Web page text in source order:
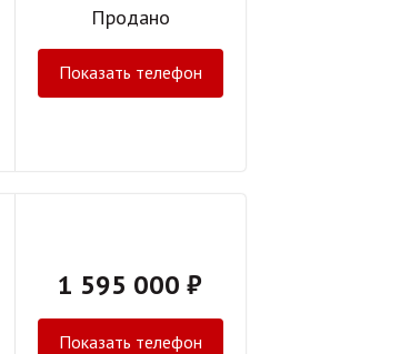
Продано
Показать телефон
1 595 000 ₽
Показать телефон